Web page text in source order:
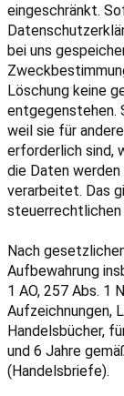
eingeschränkt.
bei uns
Löschung keine
entgegenstehen.
weil sie für
erforderlich sind,
die Daten
verarbeitet. Das
steuerrechtlichen
Nach
Aufbewahrung
1 AO, 257 Abs. 1
Aufzeichnungen,
Handelsbücher,
und 6 Jahre
(Handelsbriefe).